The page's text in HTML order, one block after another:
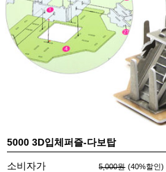
5000 3D입체퍼즐-다보탑
소비자가 5,000원 (40%할인)